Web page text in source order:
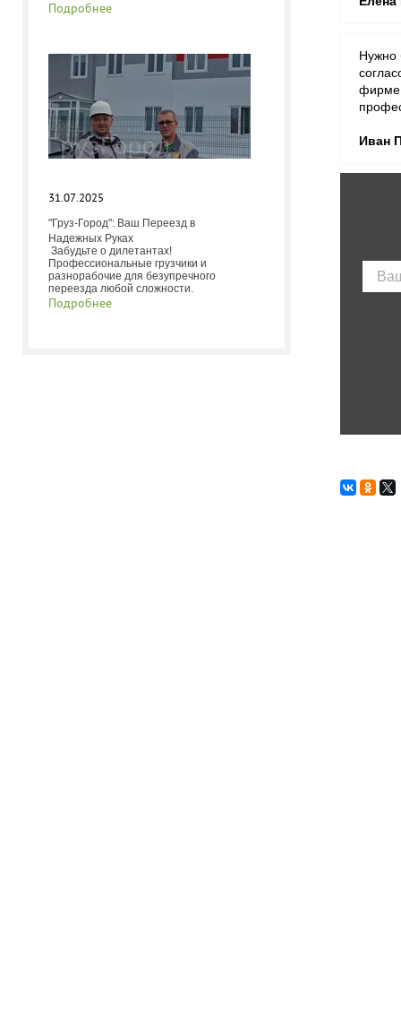
Подробнее
31.07.2025
"Груз-Город": Ваш Переезд в
Надежных Руках
Забудьте о дилетантах!
Профессиональные грузчики и
разнорабочие для безупречного
переезда любой сложности.
Подробнее
Нужно
фирме
Иван